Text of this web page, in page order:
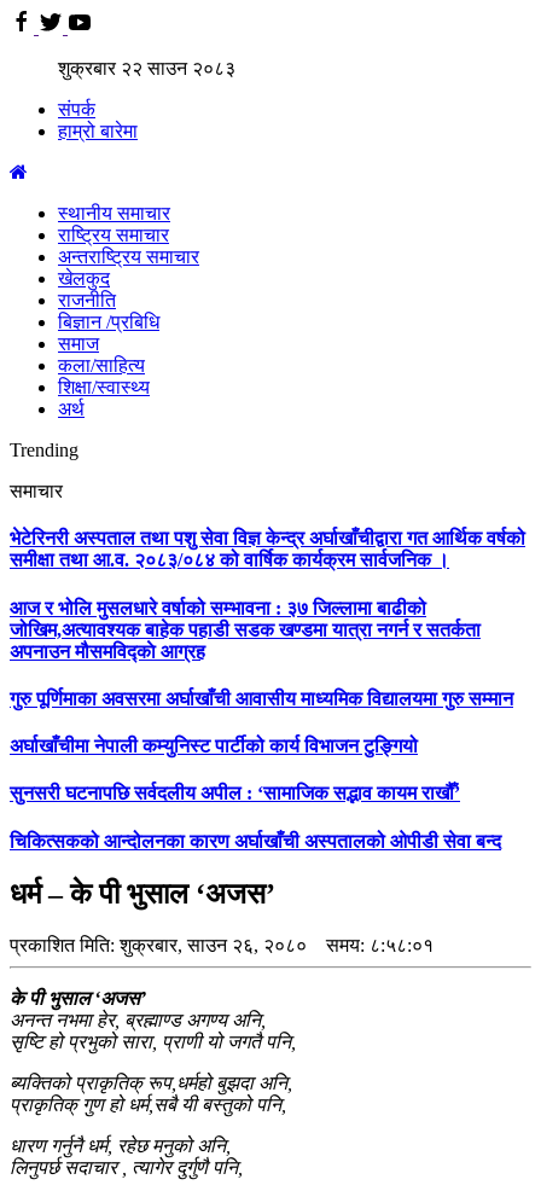
शुक्रबार २२साउन २०८३
संपर्क
हाम्रो बारेमा
स्थानीय समाचार
राष्ट्रिय समाचार
अन्तराष्ट्रिय समाचार
खेलकुद
राजनीति
बिज्ञान /प्रबिधि
समाज
कला/साहित्य
शिक्षा/स्वास्थ्य
अर्थ
Trending
समाचार
भेटेरिनरी अस्पताल तथा पशु सेवा विज्ञ केन्द्र अर्घाखाँचीद्वारा गत आर्थिक वर्षको
समीक्षा तथा आ.व. २०८३/०८४ को वार्षिक कार्यक्रम सार्वजनिक ।
आज र भोलि मुसलधारे वर्षाको सम्भावना : ३७ जिल्लामा बाढीको
जोखिम,अत्यावश्यक बाहेक पहाडी सडक खण्डमा यात्रा नगर्न र सतर्कता
अपनाउन मौसमविद्काे आग्रह
गुरु पूर्णिमाका अवसरमा अर्घाखाँची आवासीय माध्यमिक विद्यालयमा गुरु सम्मान
अर्घाखाँचीमा नेपाली कम्युनिस्ट पार्टीको कार्य विभाजन टुङ्गियो
सुनसरी घटनापछि सर्वदलीय अपील : ‘सामाजिक सद्भाव कायम राखौँ’
चिकित्सकको आन्दोलनका कारण अर्घाखाँची अस्पतालको ओपीडी सेवा बन्द
धर्म – के पी भुसाल ‘अजस’
प्रकाशित मिति:शुक्रबार, साउन २६, २०८० समय: ८:५८:०१
के पी भुसाल ‘अजस’
अनन्त नभमा हेर, ब्रह्माण्ड अगण्य अनि,
सृष्टि हो प्रभुको सारा, प्राणी यो जगतै पनि,
ब्यक्तिको प्राकृतिक् रूप,धर्महो बुझदा अनि,
प्राकृतिक् गुण हो धर्म,सबै यी बस्तुको पनि,
धारण गर्नुनै धर्म, रहेछ मनुको अनि,
लिनुपर्छ सदाचार , त्यागेर दुर्गुणै पनि,